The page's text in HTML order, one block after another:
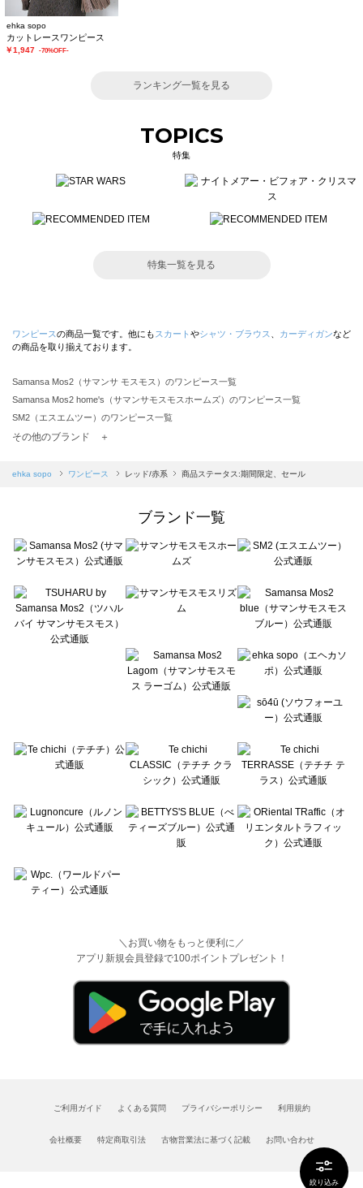
絞り込み
ehka sopo
カットレースワンピース
￥1,947 -70%OFF-
ランキング一覧を見る
TOPICS
特集
特集一覧を見る
ワンピースの商品一覧です。他にも スカート やシャツ・ブラウス カーディガンなど
の商品を取り揃えております。
Samansa Mos2（サマンサ モスモス）のワンピース一覧
Samansa Mos2 home's（サマンサモスモスホームズ）のワンピース一覧
SM2（エスエムツー）のワンピース一覧
TSUHARU by Samansa Mos2（ツハルバイサマンサモスモス）のワンピース一覧
Samansa Mos2 blue（サマンサモスモス ブルー）のワンピース一覧
sō4ū（ソウフォーユー）のワンピース一覧
Te chichi（テチチ）のワンピース一覧
Te chichi CLASSIC（テチチ クラシック）のワンピース一覧
Lugnoncure（ルノンキュール）のワンピース一覧
BETTY'S BLUE（べティーズブルー）のワンピース一覧
Wpc.（ワールドパーティー）のワンピース一覧
その他のブランド ＋
ehka sopo ワンピース レッド/赤系 商品ステータス:期間限定、セール
ブランド一覧
＼お買い物をもっと便利に／
アプリ新規会員登録で100ポイントプレゼント！
ご利用ガイド よくある質問 プライバシーポリシー 利用規約
会社概要 特定商取引法 古物営業法に基づく記載 お問い合わせ